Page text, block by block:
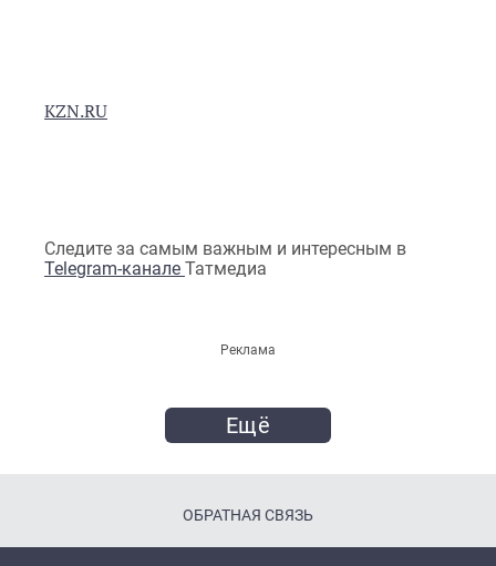
KZN.RU
Следите за самым важным и интересным в
Telegram-канале Татмедиа
Реклама
Ещё
ОБРАТНАЯ СВЯЗЬ